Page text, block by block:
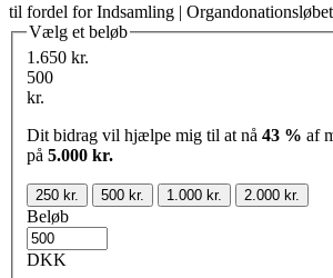
til fordel for Indsamling |
Vælg et beløb
1.650 kr.
500
kr.
Dit bidrag vil hjælpe mig til at nå 43 % af
på 5.000 kr.
250 kr. 500 kr. 1.000 kr. 2.000 kr.
Beløb
DKK